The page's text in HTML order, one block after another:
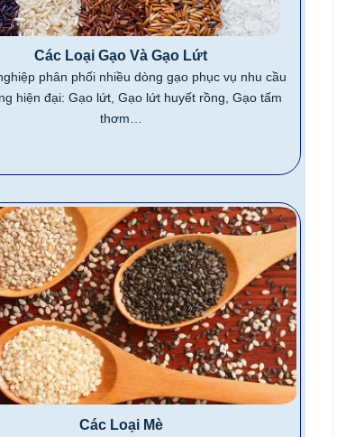
Các Loại Gạo Và Gạo Lứt
phân phối nhiều dòng gạo phục vụ nhu cầu
hiện đại: Gạo lứt, Gạo lứt huyết rồng, Gạo tấm
thơm…
Các Loại Mè